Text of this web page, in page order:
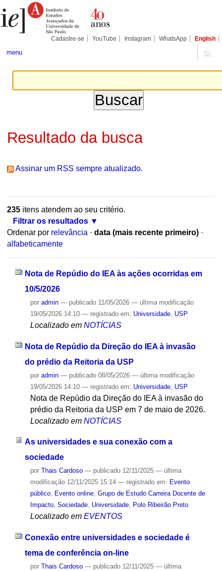
para
conteúdo.
Pessoais
Cadastre-se YouTube Instagram WhatsApp English
menu
Resultado da busca
Assinar um RSS sempre atualizado.
235itens atendem ao seu critério.
Filtrar os resultados
Ordenar por relevância · data (mais recente primeiro) ·
alfabeticamente
Nota de Repúdio do IEA às ações ocorridas em
10/5/2026
por admin — publicado11/05/2026 — última modificação
19/05/2026 14:10 — registrado em: Universidade, USP
Localizado em NOTÍCIAS
Nota de Repúdio da Direção do IEA à invasão
do prédio da Reitoria da USP
por admin — publicado08/05/2026 — última modificação
19/05/2026 14:10 — registrado em: Universidade, USP
Nota de Repúdio da Direção do IEA à invasão do
prédio da Reitoria da USP em 7 de maio de 2026.
Localizado em NOTÍCIAS
As universidades e sua conexão com a
sociedade
por Thais Cardoso — publicado12/11/2025 — última
modificação12/11/2025 15:14 — registrado em: Evento
público, Evento online, Grupo de Estudo Carreira Docente de
Impacto, Sociedade, Universidade, Polo Ribeirão Preto
Localizado em EVENTOS
Conexão entre universidades e sociedade é
tema de conferência on-line
por Thais Cardoso — publicado12/11/2025 — última